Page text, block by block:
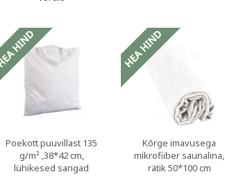
Poekott puuvillast 135
g/m² ,38*42 cm,
lühikesed sangad
Kõrge imavusega
mikrofiiber saunalina,
rätik 50*100 cm
Sooduspakkumised